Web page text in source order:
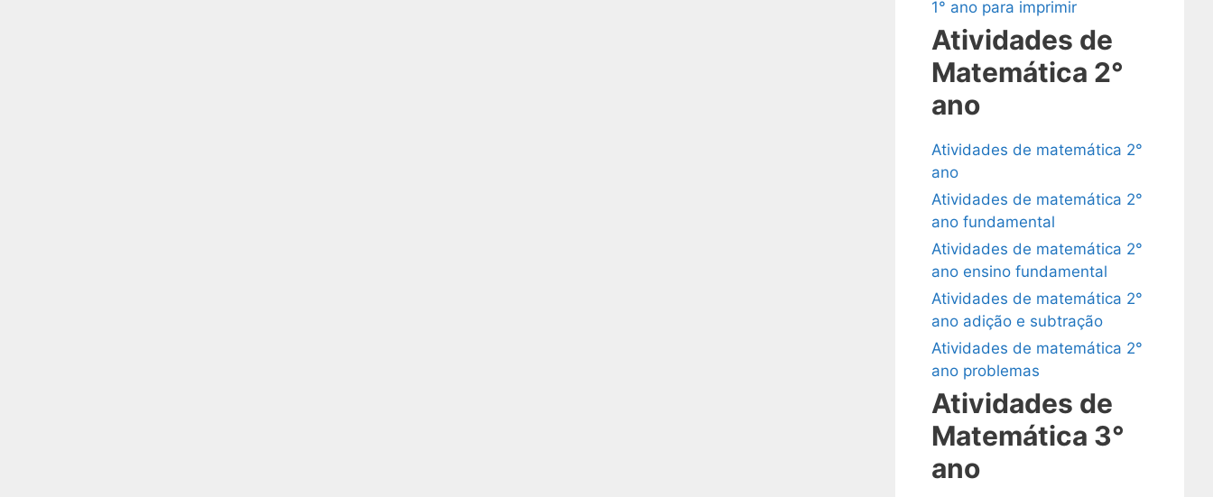
1° ano para imprimir
Atividades de
Matemática 2°
ano
Atividades de matemática 2°
ano
Atividades de matemática 2°
ano fundamental
Atividades de matemática 2°
ano ensino fundamental
Atividades de matemática 2°
ano adição e subtração
Atividades de matemática 2°
ano problemas
Atividades de
Matemática 3°
ano